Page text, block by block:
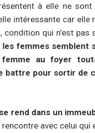
à elle ne sont
intéressante car elle
qui n’est pas
les femmes
au foyer
battre pour sortir de
rend dans un
rencontre avec celui qui